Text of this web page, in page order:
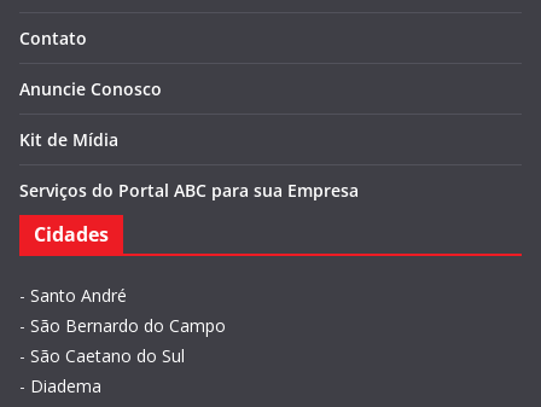
Contato
Anuncie Conosco
Kit de Mídia
Serviços do Portal ABC para sua Empresa
Cidades
- Santo André
- São Bernardo do Campo
- São Caetano do Sul
- Diadema